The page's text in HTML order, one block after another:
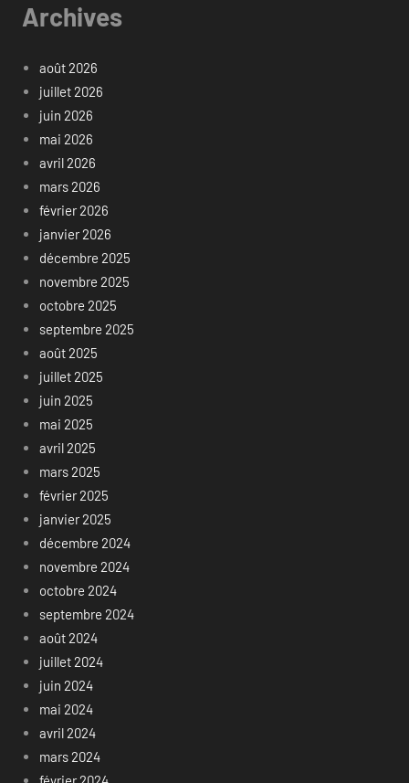
Archives
août 2026
juillet 2026
juin 2026
mai 2026
avril 2026
mars 2026
février 2026
janvier 2026
décembre 2025
novembre 2025
octobre 2025
septembre 2025
août 2025
juillet 2025
juin 2025
mai 2025
avril 2025
mars 2025
février 2025
janvier 2025
décembre 2024
novembre 2024
octobre 2024
septembre 2024
août 2024
juillet 2024
juin 2024
mai 2024
avril 2024
mars 2024